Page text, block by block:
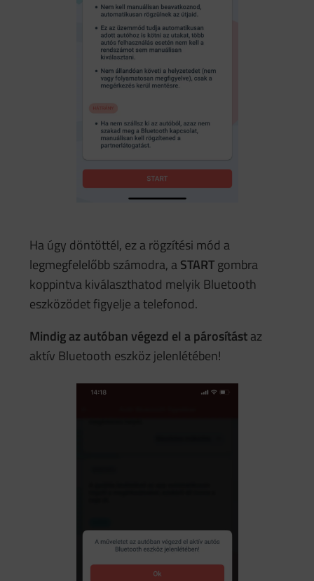
Ha úgy döntöttél, ez a rögzítési mód a
legmegfelelőbb számodra, aSTARTgombra
koppintva kiválaszthatod melyik Bluetooth
eszközödet figyelje a telefonod.
Mindig az autóban végezd el a párosítástaz
aktív Bluetooth eszköz jelenlétében!